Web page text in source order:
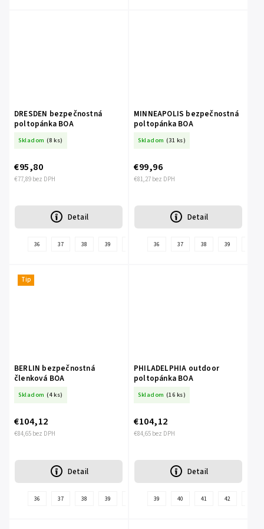
DRESDEN bezpečnostná
poltopánka BOA
Skladom (8 ks)
€77,89 bez DPH
€95,80
Detail
36 37 38 39 41 42 43 44
MINNEAPOLIS bezpečnostná
poltopánka BOA
Skladom (31 ks)
€81,27 bez DPH
€99,96
Detail
36 37 38 39
Tip
BERLIN bezpečnostná
členková BOA
Skladom (4 ks)
€84,65 bez DPH
€104,12
Detail
36 37 38 39 41 42 43 44
PHILADELPHIA outdoor
poltopánka BOA
Skladom (16 ks)
€84,65 bez DPH
€104,12
Detail
39 40 41 42